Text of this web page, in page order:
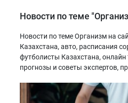
Новости по теме
Новости по теме Организм на
Казахстана, авто, расписания
футболисты Казахстана, онлайн
прогнозы и советы экспертов,